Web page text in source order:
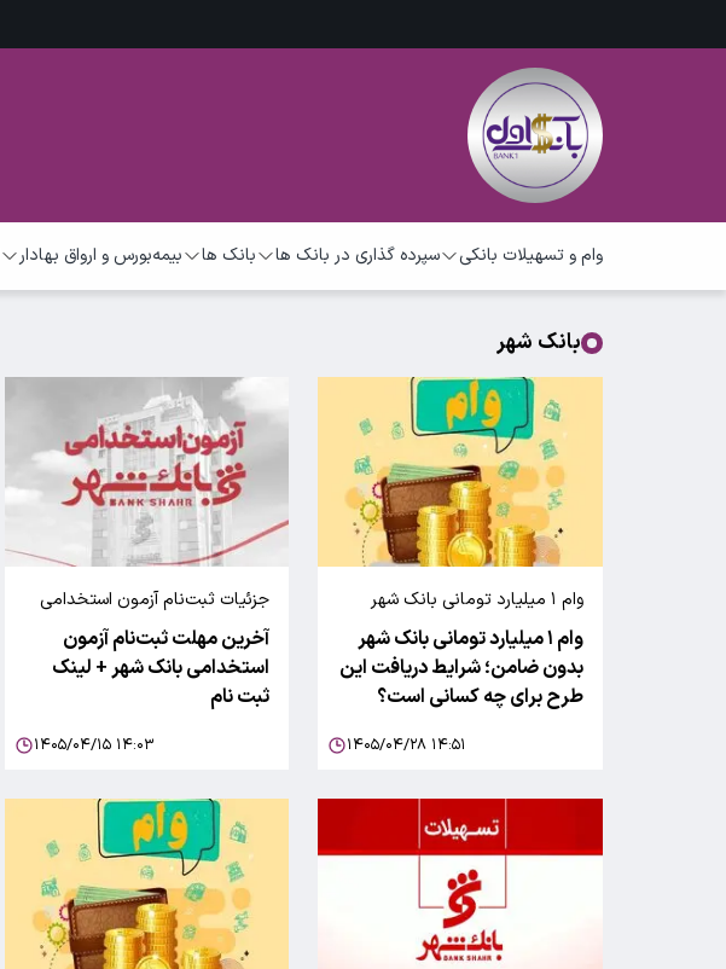
وام و تسهیلات بانکی سپرده گذاری در بانک ها بانک ها بیمهبورس و ارواق بهادار
بانک شهر
وام ۱ میلیارد تومانی بانک شهر
بدون ضامنوام ۱ میلیارد تومانی بانک شهر
بدون ضامن؛ شرایط دریافت این
طرح برای چه کسانی است؟
۱۴۰۵/۰۴/۲۸ ۱۴:۵۱
جزئیات ثبت‌نام آزمون استخدامی
بانک شهر تیر ۱۴۰۵
آخرین مهلت ثبت‌نام آزمون
استخدامی بانک شهر + لینک
ثبت نام
۱۴۰۵/۰۴/۱۵ ۱۴:۰۳